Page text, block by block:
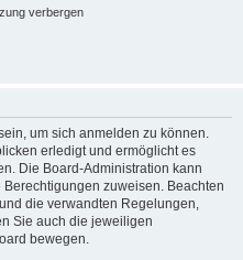
verbergen
um sich anmelden zu können.
erledigt und ermöglicht es
Die Board-Administration kann
zuweisen. Beachten
die verwandten Regelungen,
Sie auch die jeweiligen
bewegen.